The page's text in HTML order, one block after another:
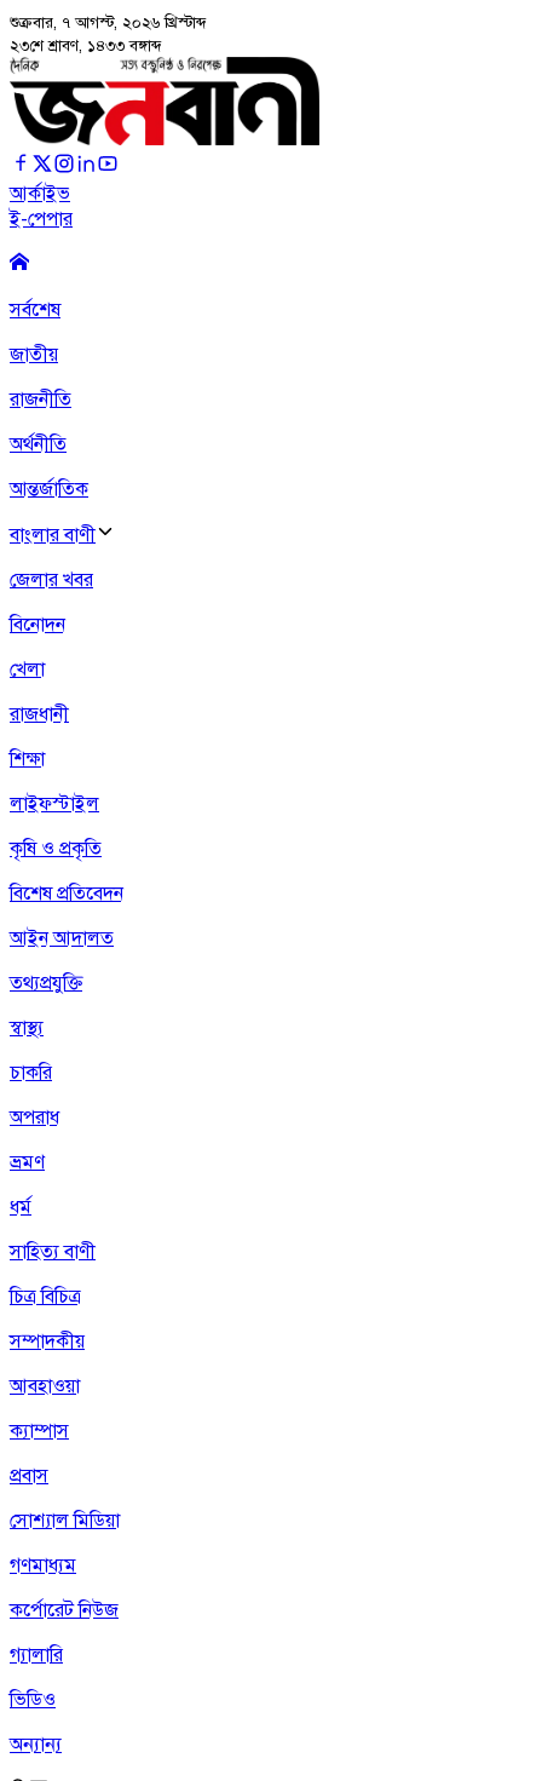
শুক্রবার, ৭ আগস্ট, ২০২৬ খ্রিস্টাব্দ
২৩শে শ্রাবণ, ১৪৩৩ বঙ্গাব্দ
আর্কাইভ
ই-পেপার
সর্বশেষ
জাতীয়
রাজনীতি
অর্থনীতি
আন্তর্জাতিক
বাংলার বাণী
জেলার খবর
বিনোদন
খেলা
রাজধানী
শিক্ষা
লাইফস্টাইল
কৃষি ও প্রকৃতি
বিশেষ প্রতিবেদন
আইন আদালত
তথ্যপ্রযুক্তি
স্বাস্থ্য
চাকরি
অপরাধ
ভ্রমণ
ধর্ম
সাহিত্য বাণী
চিত্র বিচিত্র
সম্পাদকীয়
আবহাওয়া
ক্যাম্পাস
প্রবাস
সোশ্যাল মিডিয়া
গণমাধ্যম
কর্পোরেট নিউজ
গ্যালারি
ভিডিও
অন্যান্য